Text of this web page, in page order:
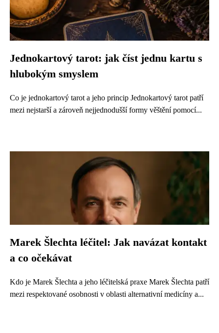
Jednokartový tarot: jak číst jednu kartu s
hlubokým smyslem
Co je jednokartový tarot a jeho princip Jednokartový tarot patří
mezi nejstarší a zároveň nejjednodušší formy věštění pomocí...
Marek Šlechta léčitel: Jak navázat kontakt
a co očekávat
Kdo je Marek Šlechta a jeho léčitelská praxe Marek Šlechta patří
mezi respektované osobnosti v oblasti alternativní medicíny a...